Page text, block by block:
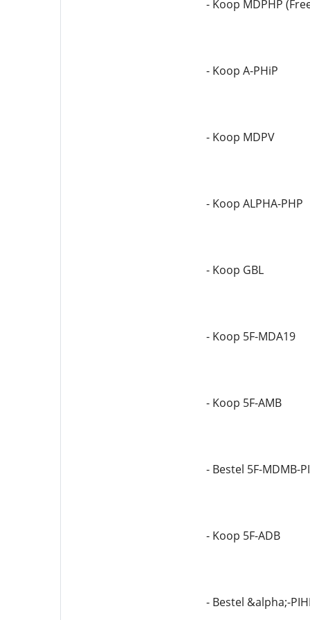
- Koop MDPHP
- Koop A-PHiP
- Koop MDPV
- Koop ALPHA-PHP
- Koop GBL
- Koop 5F-MDA19
- Koop 5F-AMB
- Bestel 5F-MDMB-
- Koop 5F-ADB
- Bestel &alpha;-